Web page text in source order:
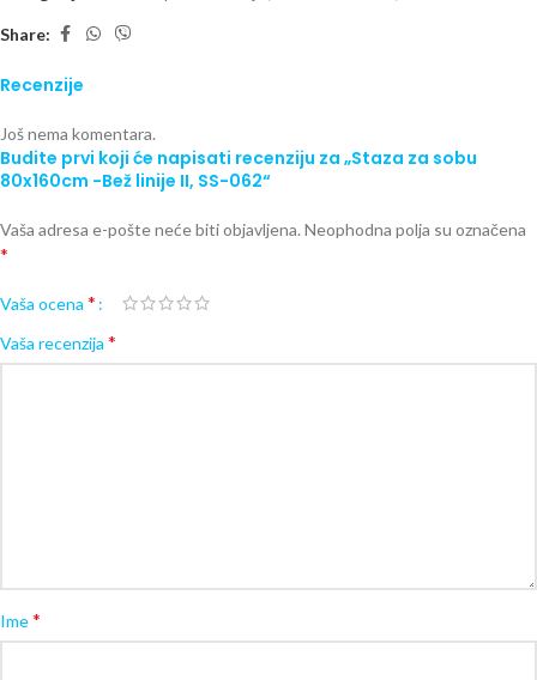
Share:
Recenzije
Još nema komentara.
Budite prvi koji će napisati recenziju za „Staza za sobu
80x160cm -Bež linije II, SS-062“
Vaša adresa e-pošte neće biti objavljena. Neophodna polja su označena
*
Vaša ocena *
Vaša recenzija *
Ime*